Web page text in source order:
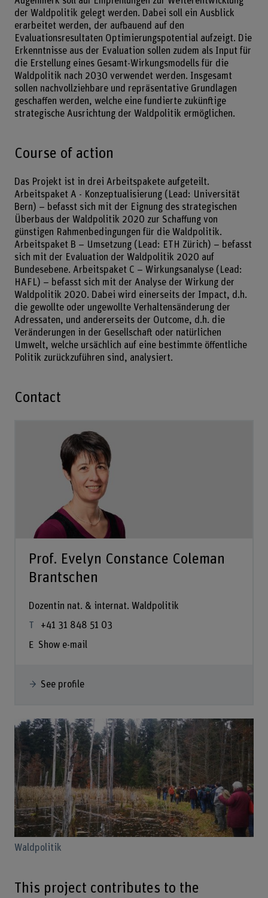
der Waldpolitik gelegt werden. Dabei soll ein Ausblick
erarbeitet werden, der aufbauend auf den
Evaluationsresultaten Optimierungspotential aufzeigt. Die
Erkenntnisse aus der Evaluation sollen zudem als Input für
die Erstellung eines Gesamt-Wirkungsmodells für die
Waldpolitik nach 2030 verwendet werden. Insgesamt
sollen nachvollziehbare und repräsentative Grundlagen
geschaffen werden, welche eine fundierte zukünftige
strategische Ausrichtung der Waldpolitik ermöglichen.
Course of action
Das Projekt ist in drei Arbeitspakete aufgeteilt.
Arbeitspaket A - Konzeptualisierung (Lead: Universität
Bern) – befasst sich mit der Eignung des strategischen
Überbaus der Waldpolitik 2020 zur Schaffung von
günstigen Rahmenbedingungen für die Waldpolitik.
Arbeitspaket B – Umsetzung (Lead: ETH Zürich) – befasst
sich mit der Evaluation der Waldpolitik 2020 auf
Bundesebene. Arbeitspaket C – Wirkungsanalyse (Lead:
HAFL) – befasst sich mit der Analyse der Wirkung der
Waldpolitik 2020. Dabei wird einerseits der Impact, d.h.
die gewollte oder ungewollte Verhaltensänderung der
Adressaten, und andererseits der Outcome, d.h. die
Veränderungen in der Gesellschaft oder natürlichen
Umwelt, welche ursächlich auf eine bestimmte öffentliche
Politik zurückzuführen sind, analysiert.
Contact
Prof. Evelyn Constance Coleman
Brantschen
Dozentin nat. & internat. Waldpolitik
+41 31 848 51 03
Show e-mail
See profile
Waldpolitik
This project contributes to the